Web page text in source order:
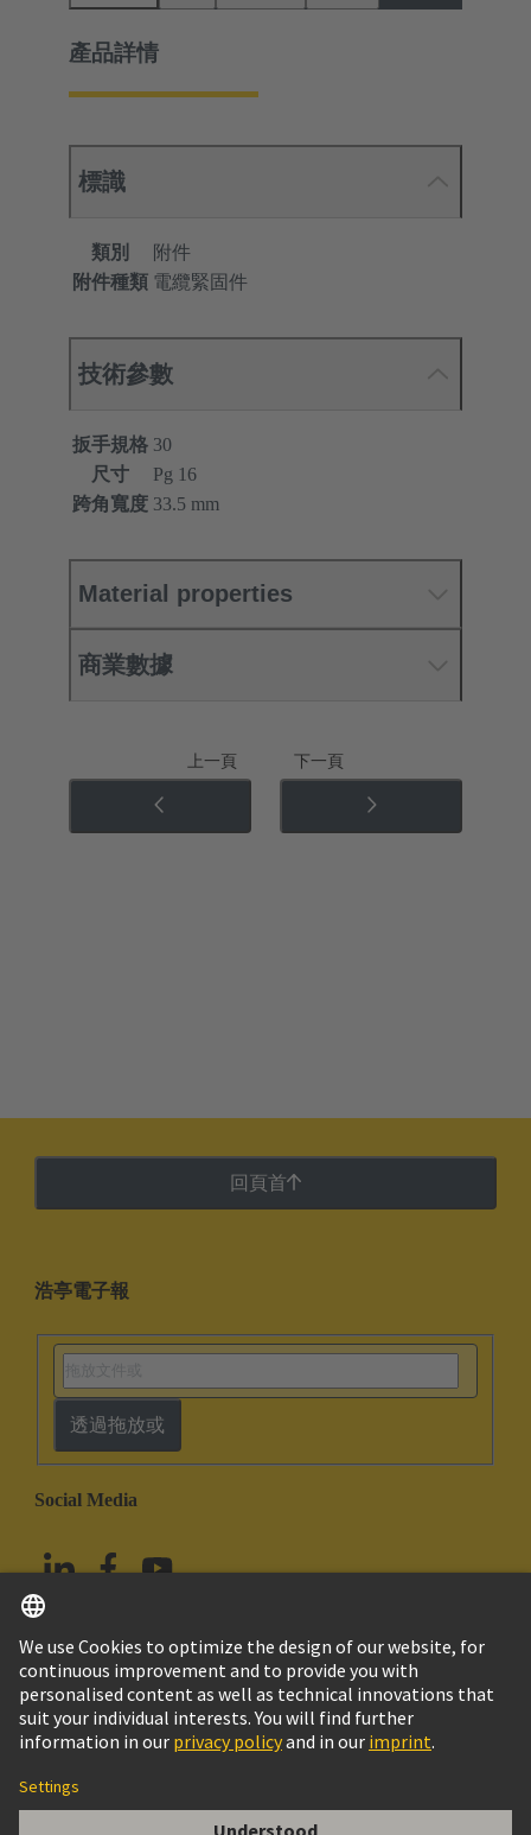
產品詳情
標識
類別
附件
附件種類 電纜緊固件
技術參數
扳手規格 30
尺寸
Pg 16
跨角寬度 33.5 mm
Material properties
商業數據
上一頁 下一頁
回頁首
浩亭電子報
透過拖放或
Social Media
中國香港 繁体中文
© HARTING浩亭技術集團
Cookie政策使用條款客戶資料